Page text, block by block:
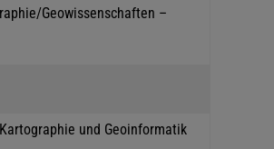
Geowissenschaften –
und Geoinformatik